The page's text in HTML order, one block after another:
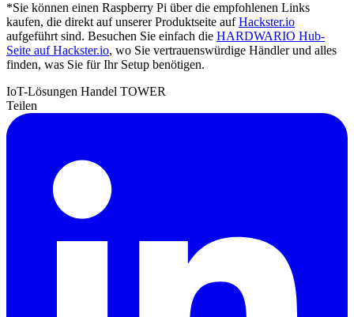
*Sie können einen Raspberry Pi über die empfohlenen Links
kaufen, die direkt auf unserer Produktseite aufHackster.io
aufgeführt sind. Besuchen Sie einfach die HARDWARIO Hub-
Seite auf Hackster.io, wo Sie vertrauenswürdige Händler und alles
finden, was Sie für Ihr Setup benötigen.
IoT-Lösungen Handel TOWER
Teilen